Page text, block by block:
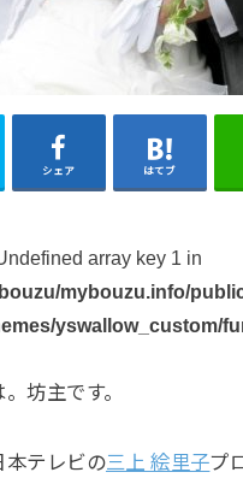
シェア はてブ
array key 1 in
mybouzu.info/
yswallow_custom/
坊主です。
本テレビの三上 絵里子プ